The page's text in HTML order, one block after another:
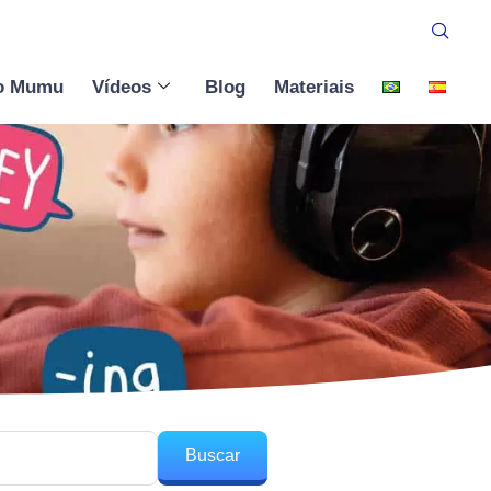
Mumu Vídeos Blog Materiais
Buscar